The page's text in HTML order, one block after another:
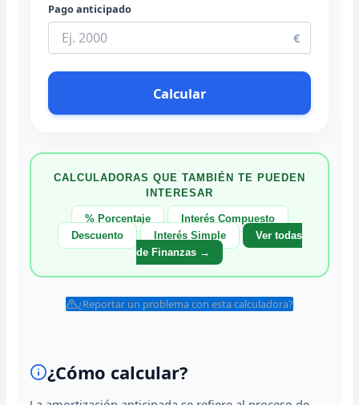
Pago anticipado
€
Calcular
CALCULADORAS QUE TAMBIÉN TE PUEDEN
INTERESAR
% Porcentaje
Interés Compuesto
Descuento
Interés Simple
Ver todas
de Finanzas →
¿Reportar un problema con esta calculadora?
¿Cómo calcular?